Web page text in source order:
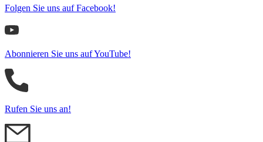
Folgen Sie uns auf Facebook!
Abonnieren Sie uns auf YouTube!
Rufen Sie uns an!